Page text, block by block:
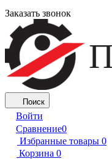
Заказать звонок
Поиск
Войти
Сравнение0
Избранные товары 0
Корзина 0